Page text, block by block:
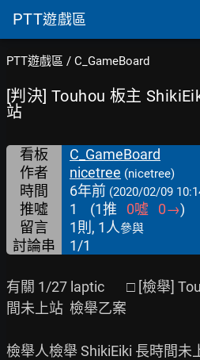
PTT遊戲區
PTT遊戲區 / C_GameBoard
[判決] Touhou 板主
站
看板
C_GameBoard
作者
nicetree (nicetree)
時間 6年前 (2020/02/09
推噓 1 (1推 0噓 0→)
留言
1則, 1人參與
討論串 1/1
有關 1/27 laptic       □ [檢舉]
間未上站  檢舉乙案
檢舉人檢舉 ShikiEiki 長時間未